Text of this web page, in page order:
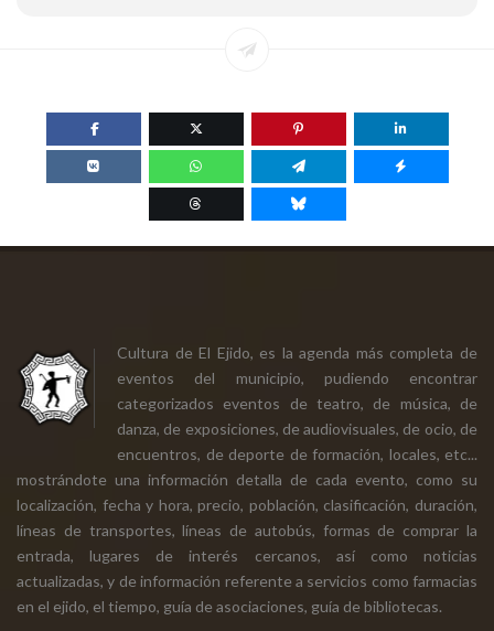
Cultura de El Ejido, es la agenda más completa de
eventos del municipio, pudiendo encontrar
categorizados eventos de teatro, de música, de
danza, de exposiciones, de audiovisuales, de ocio, de
encuentros, de deporte de formación, locales, etc...
mostrándote una información detalla de cada evento, como su
localización, fecha y hora, precio, población, clasificación, duración,
líneas de transportes, líneas de autobús, formas de comprar la
entrada, lugares de interés cercanos, así como noticias
actualizadas, y de información referente a servicios como farmacias
en el ejido, el tiempo, guía de asociaciones, guía de bibliotecas.